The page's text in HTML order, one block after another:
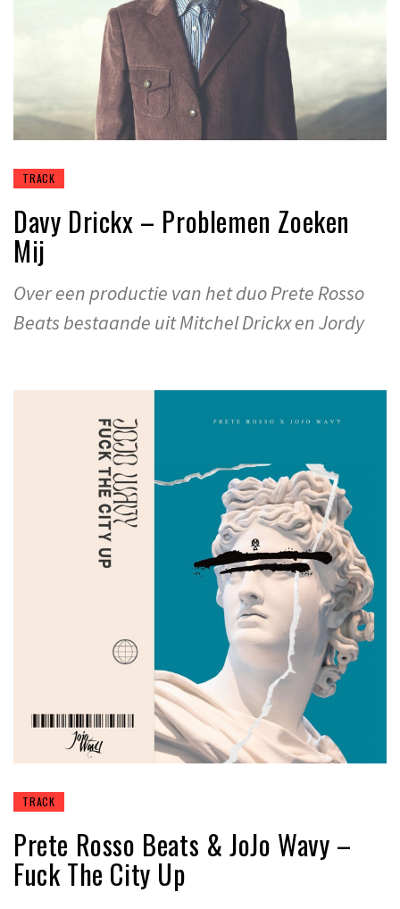
TRACK
Davy Drickx – Problemen Zoeken
Mij
Over een productie van het duo Prete Rosso
Beats bestaande uit Mitchel Drickx en Jordy
TRACK
Prete Rosso Beats & JoJo Wavy –
Fuck The City Up